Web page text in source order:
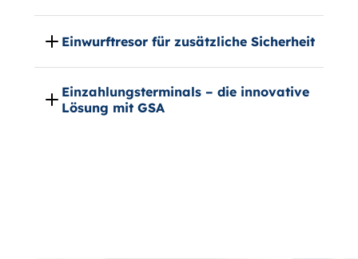
Einwurftresor für zusätzliche Sicherheit
Einzahlungsterminals – die innovative
Lösung mit GSA